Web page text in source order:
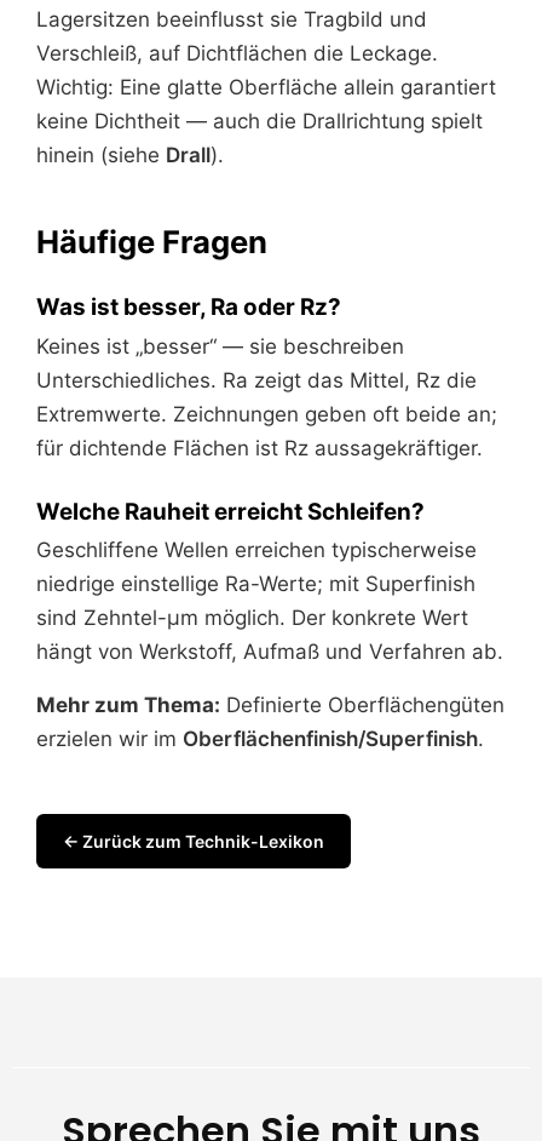
Lagersitzen beeinflusst sie Tragbild und
Verschleiß, auf Dichtflächen die Leckage.
Wichtig: Eine glatte Oberfläche allein garantiert
keine Dichtheit — auch die Drallrichtung spielt
hinein (siehe Drall).
Häufige Fragen
Was ist besser, Ra oder Rz?
Keines ist „besser“ — sie beschreiben
Unterschiedliches. Ra zeigt das Mittel, Rz die
Extremwerte. Zeichnungen geben oft beide an;
für dichtende Flächen ist Rz aussagekräftiger.
Welche Rauheit erreicht Schleifen?
Geschliffene Wellen erreichen typischerweise
niedrige einstellige Ra-Werte; mit Superfinish
sind Zehntel-µm möglich. Der konkrete Wert
hängt von Werkstoff, Aufmaß und Verfahren ab.
Mehr zum Thema: Definierte Oberflächengüten
erzielen wir im Oberflächenfinish/Superfinish.
← Zurück zum Technik-Lexikon